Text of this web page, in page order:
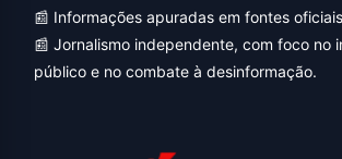
📰 Informações apuradas em fontes
📰 Jornalismo independente, com foco no
público e no combate à desinformação.